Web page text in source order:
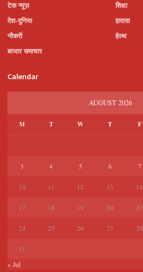
टेक न्यूज़
देश-दुनिया
नौकरी
बाजार समाचार
शिक्षा
हादसा
हेल्थ
Calendar
AUGUST 2026
M T W T F
3 4 5 6 7
10 11 12 13 14
17 18 19 20 21
24 25 26 27 28
31
« Jul